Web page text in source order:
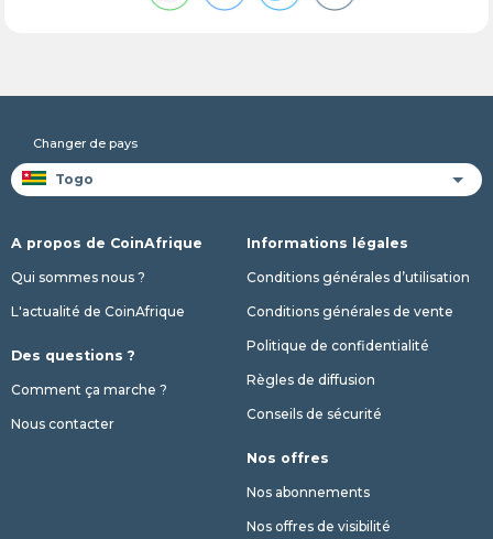
Changer de pays
A propos de CoinAfrique
Qui sommes nous ?
L'actualité de CoinAfrique
Des questions ?
Comment ça marche ?
Nous contacter
Informations légales
Conditions générales d’utilisation
Conditions générales de vente
Politique de confidentialité
Règles de diffusion
Conseils de sécurité
Nos offres
Nos abonnements
Nos offres de visibilité